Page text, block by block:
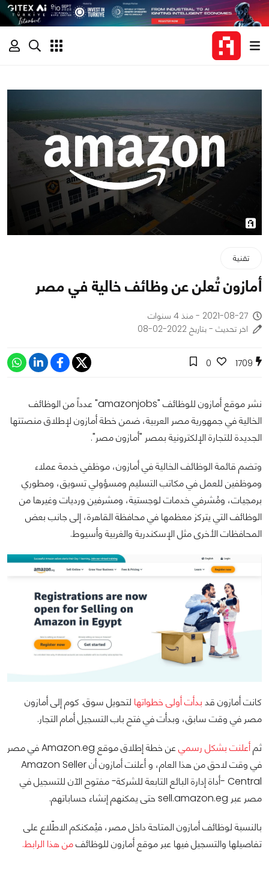
تقنية
أمازون تُعلن عن وظائف خالية في مصر
2021-08-27 - منذ 4 سنوات
اخر تحديث - بتاريخ 2022-02-08
1709
0
نشر موقع أمازون للوظائف "amazonjobs" عدداً من الوظائف
الخالية في جمهورية مصر العربية، ضمن خطة أمازون لإطلاق منصتتها
الجديدة للتجارة الإلكترونية بمصر "أمازون مصر".
وتضم قائمة الوظائف الخالية في أمازون، موظفي خدمة عملاء
وموظفين للعمل في مكاتب التسليم ومسؤولي تسويق، ومطوري
برمجيات، ومُشرفي خدمات لوجستية، ومشرفين ورديات وغيرها من
الوظائف التي يتركز معظمها في محافظة القاهرة، إلى جانب بعض
المحافظات الأخرى مثل الإسكندرية والغربية وأسيوط.
كانت أمازون قد بدأت أولى خطواتها لتحويل سوق. كوم إلى أمازون
مصر في وقت سابق، وبدأت في فتح باب التسجيل أمام التجار.
ثمأعلنت بشكل رسمي
عن خطة إطلاق موقع Amazon.eg في مصر
في وقت لاحق من هذا العام، و أعلنت أمازون أن Amazon Seller
Central -أداة إدارة البائع التابعة للشركة- مفتوح الآن للتسجيل في
مصر عبر sell.amazon.eg حتى يمكنهم إنشاء حساباتهم.
بالنسبة لوظائف أمازون المتاحة داخل مصر، فيُمكنكم الاطّلاع على
تفاصيلها والتسجيل فيها عبر موقع أمازون للوظائفمن هذا الرابط.